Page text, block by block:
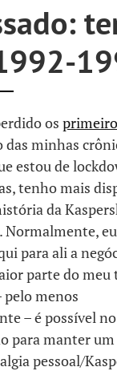
os
minhas
estou de
tenho mais
da
Normalmente,
para ali a
parte do meu
pelo menos
– é possível
para manter
pessoal/